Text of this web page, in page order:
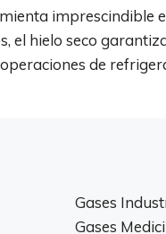
imprescindible
hielo seco
de
Gases
Gases